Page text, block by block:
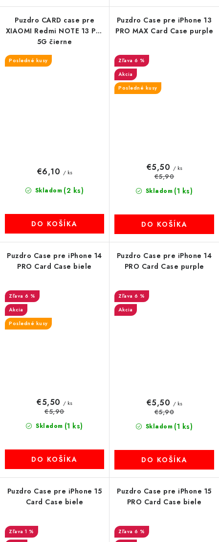
Puzdro CARD case pre
XIAOMI Redmi NOTE 13 Pro
5G čierne
Posledné kusy
Skladom (2 ks)
€6,10 / ks
DO KOŠÍKA
Puzdro Case pre iPhone 13
PRO MAX Card Case purple
6 %
Akcia
Posledné kusy
Skladom (1 ks)
€5,50 / ks
€5,90
DO KOŠÍKA
Puzdro Case pre iPhone 14
PRO Card Case biele
6 %
Akcia
Posledné kusy
Skladom (1 ks)
€5,50 / ks
€5,90
DO KOŠÍKA
Puzdro Case pre iPhone 14
PRO Card Case purple
6 %
Akcia
Skladom (1 ks)
€5,50 / ks
€5,90
DO KOŠÍKA
Puzdro Case pre iPhone 15
Card Case biele
1 %
Puzdro Case pre iPhone 15
PRO Card Case biele
6 %